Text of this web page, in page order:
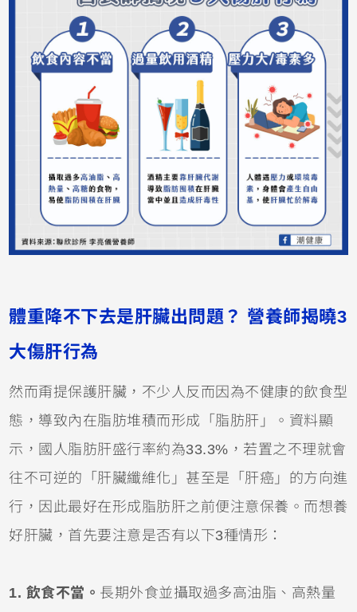
體重降不下去是肝臟出問題？ 營養師揭曉3
大傷肝行為
然而甭提保護肝臟，不少人反而因為不健康的飲食型
態，導致內在脂肪堆積而形成「脂肪肝」。資料顯
示，國人脂肪肝盛行率約為33.3%，若置之不理就會
往不可逆的「肝臟纖維化」甚至是「肝癌」的方向進
行，因此最好在形成脂肪肝之前便注意保養。而想養
好肝臟，首先要注意是否有以下3種情形：
1. 飲食不當。 長期外食並攝取過多高油脂、高熱量